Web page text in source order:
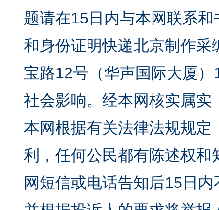
题请在15日内与本网联系
和身份证明快递北京制作
宝路12号（华声国际大厦
社会影响。经本网核实属
本网根据有关法律法规规
利，任何公民都有陈述权
网短信或电话告知后15日